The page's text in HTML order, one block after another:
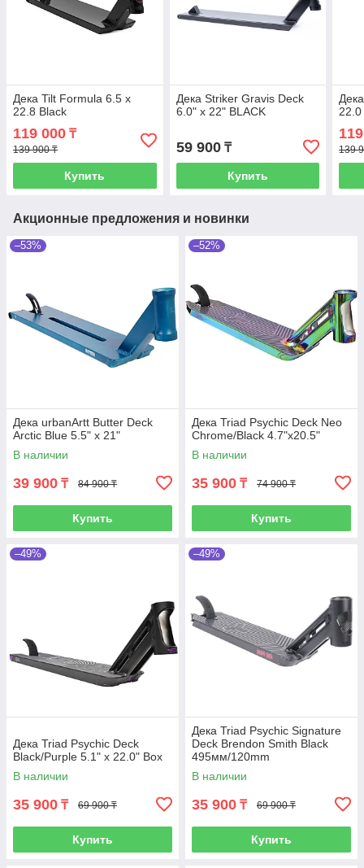
Дека Tilt Formula 6.5 x
22.8 Black
119 000 ₸
139 900 ₸
Купить
Дека Striker Gravis Deck
6.0" x 22" BLACK
59 900₸
Купить
22.0
139
Акционные предложения и новинки
–53%
Дека urbanArtt Butter Deck
Arctic Blue 5.5" x 21"
В наличии
39 900 ₸ 84 900 ₸
Купить
–52%
Дека Triad Psychic Deck Neo
Chrome/Black 4.7"x20.5"
В наличии
35 900 ₸ 74 900 ₸
Купить
–49%
Дека Triad Psychic Deck
Black/Purple 5.1" x 22.0" Box
В наличии
35 900 ₸ 69 900 ₸
Купить
–49%
Дека Triad Psychic Signature
Deck Brendon Smith Black
495мм/120mm
В наличии
35 900 ₸ 69 900 ₸
Купить